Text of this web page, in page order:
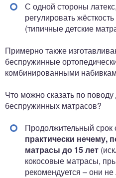
С одной стороны
регулировать
(типичные детские
Примерно также
беспружинные
комбинированными
Что можно сказать по поводу
беспружинных матрасов?
Продолжительный срок
практически нечему,
матрасы до 15 лет
кокосовые матрасы,
рекомендуется – они не